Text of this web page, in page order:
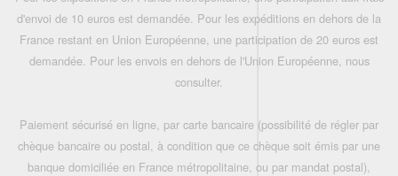
d'envoi de 10 euros est demandée. Pour les expéditions en dehors de la
France restant en Union Européenne, une participation de 20 euros est
demandée. Pour les envois en dehors de l'Union Européenne, nous
consulter.
Paiement sécurisé en ligne, par carte bancaire (possibilité de régler par
chèque bancaire ou postal, à condition que ce chèque soit émis par une
banque domiciliée en France métropolitaine, ou par mandat postal),